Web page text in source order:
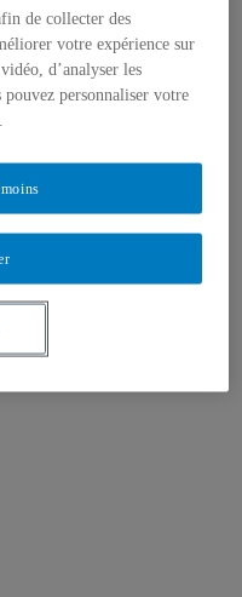
carnets
de collecter des
votre expérience sur
d’analyser les
personnaliser votre